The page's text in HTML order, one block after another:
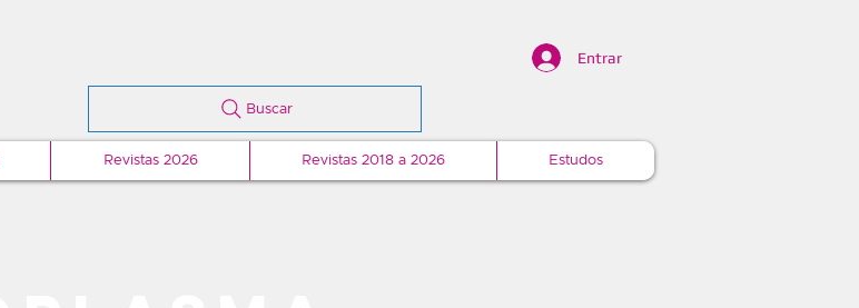
Entrar
Buscar
Revistas 2026 Revistas 2018 a 2026 Estudos